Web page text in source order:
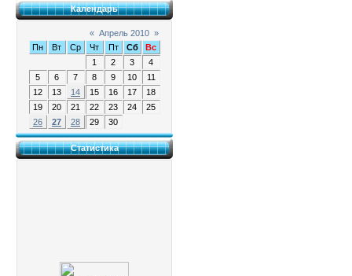
Календарь
« Апрель 2010 »
Пн
Вт Ср Чт Пт Сб
Вс
1
2 3
4
5
6 7 8 9 10
11
12
13 14 15 16 17
18
19
20 21 22 23 24
25
26
27 28 29 30
Статистика